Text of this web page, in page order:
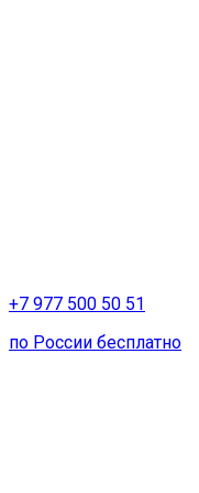
+7 977 500 50 51
по России бесплатно